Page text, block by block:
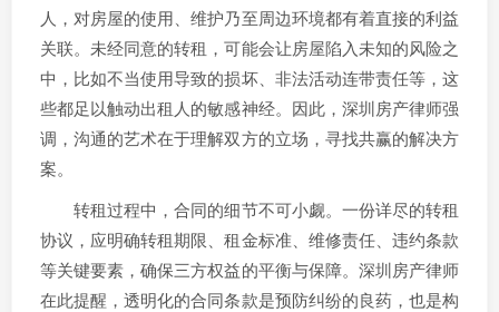
人，对房屋的使用、维护乃至周边环境都有着直接的利益
关联。未经同意的转租，可能会让房屋陷入未知的风险之
中，比如不当使用导致的损坏、非法活动连带责任等，这
些都足以触动出租人的敏感神经。因此，深圳房产律师强
调，沟通的艺术在于理解双方的立场，寻找共赢的解决方
案。
转租过程中，合同的细节不可小觑。一份详尽的转租
协议，应明确转租期限、租金标准、维修责任、违约条款
等关键要素，确保三方权益的平衡与保障。深圳房产律师
在此提醒，透明化的合同条款是预防纠纷的良药，也是构